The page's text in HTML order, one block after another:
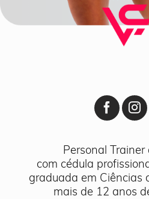
Personal
com cédula
graduada em Ciências
mais de 12 anos